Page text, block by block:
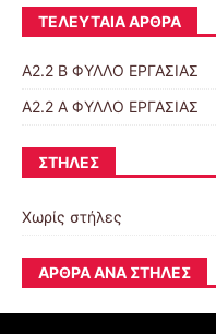
ΤΕΛΕΥΤΑΊΑ ΆΡΘΡΑ
Α2.2 Β ΦΥΛΛΟ ΕΡΓΑΣΙΑΣ
Α2.2 Α ΦΥΛΛΟ ΕΡΓΑΣΙΑΣ
ΣΤΉΛΕΣ
Χωρίς στήλες
ΆΡΘΡΑ ΑΝΆ ΣΤΉΛΕΣ